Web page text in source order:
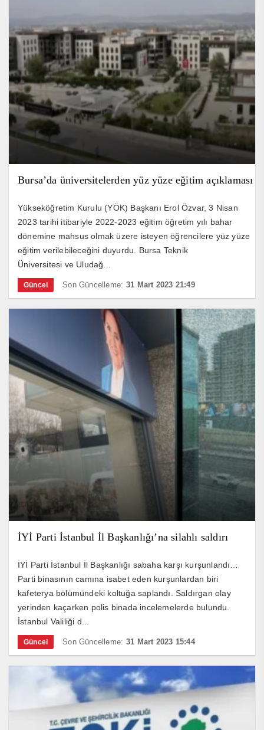
Bursa’da üniversitelerden yüz yüze eğitim açıklaması
Yükseköğretim Kurulu (YÖK) Başkanı Erol Özvar, 3 Nisan
2023 tarihi itibariyle 2022-2023 eğitim öğretim yılı bahar
dönemine mahsus olmak üzere isteyen öğrencilere yüz yüze
eğitim verilebileceğini duyurdu. Bursa Teknik
Üniversitesi ve Uludağ...
Güncel Son Güncelleme: 31 Mart 2023 21:49
İYİ Parti İstanbul İl Başkanlığı’na silahlı saldırı
İYİ Parti İstanbul İl Başkanlığı sabaha karşı kurşunlandı…
Parti binasının camına isabet eden kurşunlardan biri
kafeterya bölümündeki koltuğa saplandı. Saldırgan olay
yerinden kaçarken polis binada incelemelerde bulundu.
İstanbul Valiliği d...
Güncel Son Güncelleme: 31 Mart 2023 15:44